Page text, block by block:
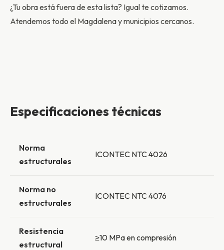
¿Tu obra está fuera de esta lista? Igual te cotizamos.
Atendemos todo el Magdalena y municipios cercanos.
Especificaciones técnicas
Norma
estructurales
ICONTEC NTC 4026
Norma no
estructurales
ICONTEC NTC 4076
Resistencia
estructural
≥10 MPa en compresión